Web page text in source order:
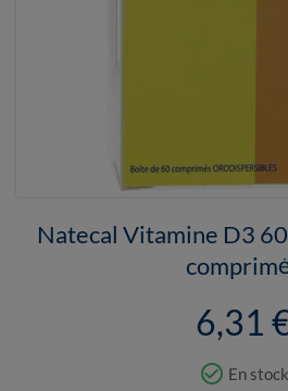
Natecal Vitamine D3
6,31
check_circle_outline En stock